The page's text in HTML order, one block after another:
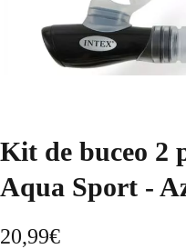
Kit de buceo 2
Aqua Sport -
20,99€